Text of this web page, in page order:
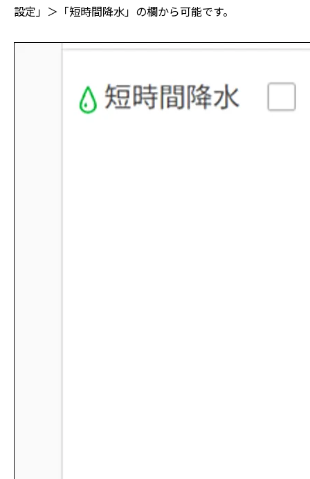
設定」＞「短時間降水」の欄から可能です。